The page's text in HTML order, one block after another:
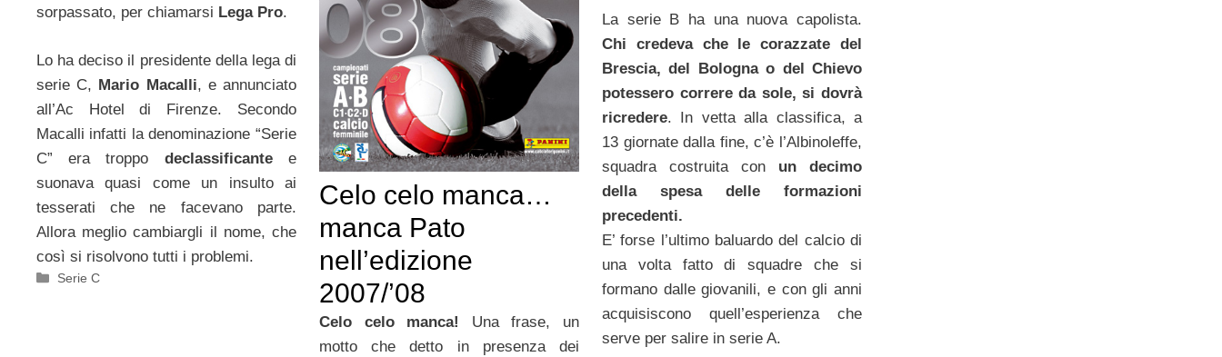
sorpassato, per chiamarsi Lega Pro.
Lo ha deciso il presidente della lega di
serie C, Mario Macalli, e annunciato
all’Ac Hotel di Firenze. Secondo
Macalli infatti la denominazione “Serie
C” era troppo declassificante e
suonava quasi come un insulto ai
tesserati che ne facevano parte.
Allora meglio cambiargli il nome, che
così si risolvono tutti i problemi.
Categorie
Serie C
La serie B ha una nuova capolista.
Chi credeva che le corazzate del
Brescia, del Bologna o del Chievo
potessero correre da sole, si dovrà
ricredere. In vetta alla classifica, a
13 giornate dalla fine, c’è l’Albinoleffe,
squadra costruita con un decimo
della spesa delle formazioni
precedenti.
E’ forse l’ultimo baluardo del calcio di
una volta fatto di squadre che si
formano dalle giovanili, e con gli anni
acquisiscono quell’esperienza che
serve per salire in serie A.
Celo celo manca…
manca Pato
nell’edizione
2007/’08
Celo celo manca!
Una frase, un
motto che detto in presenza dei